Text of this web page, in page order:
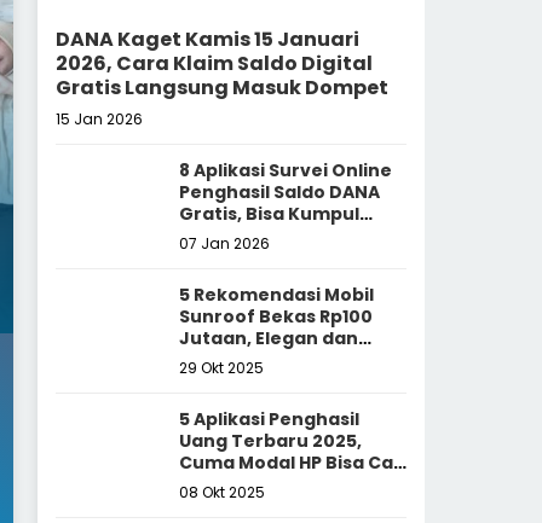
DANA Kaget Kamis 15 Januari
2026, Cara Klaim Saldo Digital
Gratis Langsung Masuk Dompet
15 Jan 2026
8 Aplikasi Survei Online
Penghasil Saldo DANA
Gratis, Bisa Kumpul
hingga Ratusan Ribu
07 Jan 2026
5 Rekomendasi Mobil
Sunroof Bekas Rp100
Jutaan, Elegan dan
Paling Nyaman
29 Okt 2025
5 Aplikasi Penghasil
Uang Terbaru 2025,
Cuma Modal HP Bisa Cair
ke DANA Tanpa Deposit!
08 Okt 2025